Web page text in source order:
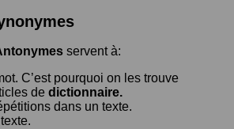
servent à:
C’est pourquoi on les trouve
de dictionnaire.
dans un texte.